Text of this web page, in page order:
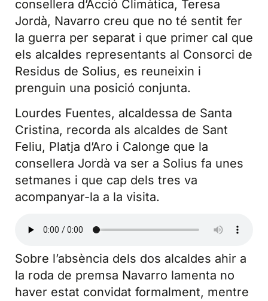
consellera d’Acció Climàtica, Teresa
Jordà, Navarro creu que no té sentit fer
la guerra per separat i que primer cal que
els alcaldes representants al Consorci de
Residus de Solius, es reuneixin i
prenguin una posició conjunta.
Lourdes Fuentes, alcaldessa de Santa
Cristina, recorda als alcaldes de Sant
Feliu, Platja d’Aro i Calonge que la
consellera Jordà va ser a Solius fa unes
setmanes i que cap dels tres va
acompanyar-la a la visita.
Sobre l’absència dels dos alcaldes ahir a
la roda de premsa Navarro lamenta no
haver estat convidat formalment, mentre